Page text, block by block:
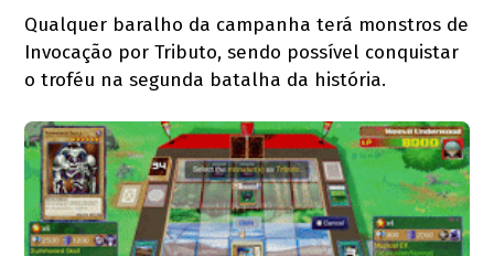
Qualquer baralho da campanha terá monstros de
Invocação por Tributo, sendo possível conquistar
o troféu na segunda batalha da história.